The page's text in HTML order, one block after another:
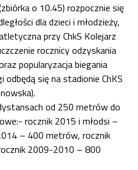
o 10.45) rozpocznie się
dla dzieci i młodzieży,
przy ChkS Kolejarz
rocznicy odzyskania
popularyzacja biegania
odbędą się na stadionie ChKS
od 250 metrów do
rocznik 2015 i młodsi –
– 400 metrów, rocznik
2009-2010 – 800